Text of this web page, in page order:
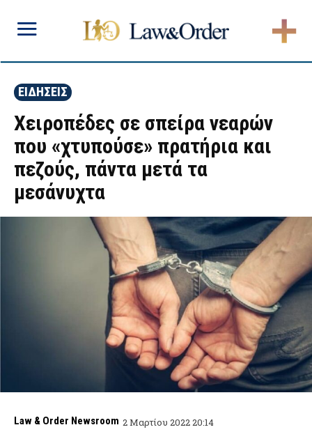
ΕΙΔΗΣΕΙΣ
Χειροπέδες σε σπείρα νεαρών
που «χτυπούσε» πρατήρια και
πεζούς, πάντα μετά τα
μεσάνυχτα
Law & Order Newsroom 2 Μαρτίου 2022 20:14